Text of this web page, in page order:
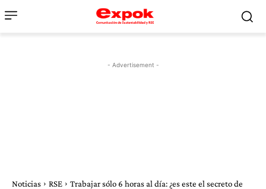
- Advertisement -
Noticias RSE
Trabajar sólo 6 horas al día: ¿es este el secreto de